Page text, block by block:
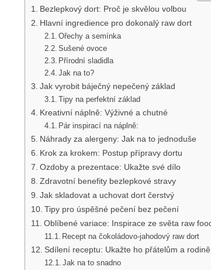
Bezlepkový dort: Proč je skvělou volbou
Hlavní ingredience pro dokonalý raw dort
Ořechy a semínka
Sušené ovoce
Přírodní sladidla
Jak na to?
Jak vyrobit báječný nepečený základ
Tipy na perfektní základ
Kreativní náplně: Výživné a chutné
Pár inspirací na náplně:
Náhrady za alergeny: Jak na to jednoduše
Krok za krokem: Postup přípravy dortu
Ozdoby a prezentace: Ukažte své dílo
Zdravotní benefity bezlepkové stravy
Jak skladovat a uchovat dort čerstvý
Tipy pro úspěšné pečení bez pečení
Oblíbené variace: Inspirace ze světa raw
Recept na čokoládovo-jahodový raw dort
Sdílení receptu: Ukažte ho přátelům a rodině
Jak na to snadno